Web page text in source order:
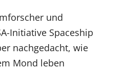
und
Initiative Spaceship
nachgedacht, wie
Mond leben